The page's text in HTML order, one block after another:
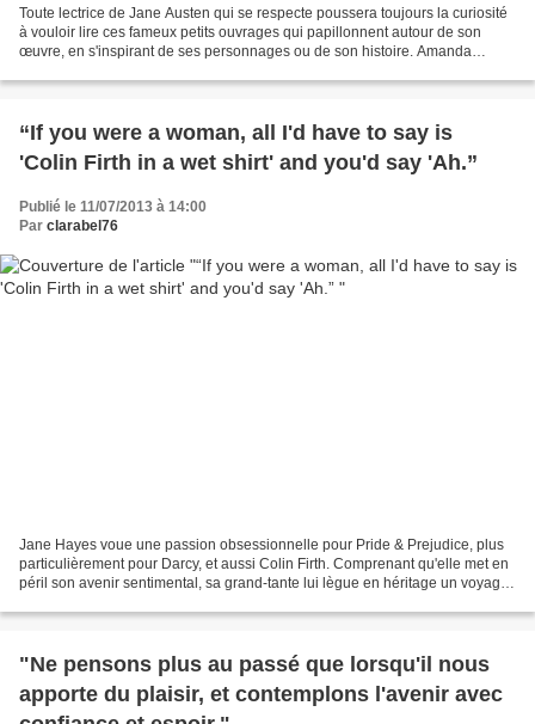
Toute lectrice de Jane Austen qui se respecte poussera toujours la curiosité
à vouloir lire ces fameux petits ouvrages qui papillonnent autour de son
œuvre, en s'inspirant de ses personnages ou de son histoire. Amanda
“If you were a woman, all I'd have to say is
'Colin Firth in a wet shirt' and you'd say 'Ah.”
Publié le 11/07/2013 à 14:00
Par clarabel76
Jane Hayes voue une passion obsessionnelle pour Pride & Prejudice, plus
particulièrement pour Darcy, et aussi Colin Firth. Comprenant qu'elle met en
péril son avenir sentimental, sa grand-tante lui lègue en héritage un voyage
"Ne pensons plus au passé que lorsqu'il nous
apporte du plaisir, et contemplons l'avenir avec